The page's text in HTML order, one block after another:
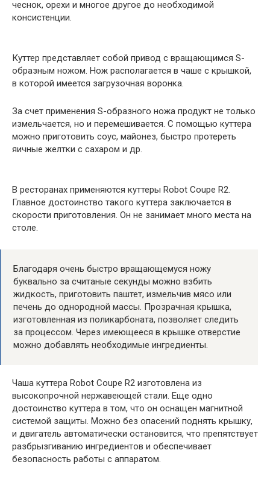
чеснок, орехи и многое другое до необходимой
консистенции.
Куттер представляет собой привод с вращающимся S-
образным ножом. Нож располагается в чаше с крышкой,
в которой имеется загрузочная воронка.
За счет применения S-образного ножа продукт не только
измельчается, но и перемешивается. С помощью куттера
можно приготовить соус, майонез, быстро протереть
яичные желтки с сахаром и др.
В ресторанах применяются куттеры Robot Coupe R2.
Главное достоинство такого куттера заключается в
скорости приготовления. Он не занимает много места на
столе.
Благодаря очень быстро вращающемуся ножу
буквально за считаные секунды можно взбить
жидкость, приготовить паштет, измельчив мясо или
печень до однородной массы. Прозрачная крышка,
изготовленная из поликарбоната, позволяет следить
за процессом. Через имеющееся в крышке отверстие
можно добавлять необходимые ингредиенты.
Чаша куттера Robot Coupe R2 изготовлена из
высокопрочной нержавеющей стали. Еще одно
достоинство куттера в том, что он оснащен магнитной
системой защиты. Можно без опасений поднять крышку,
и двигатель автоматически остановится, что препятствует
разбрызгиванию ингредиентов и обеспечивает
безопасность работы с аппаратом.